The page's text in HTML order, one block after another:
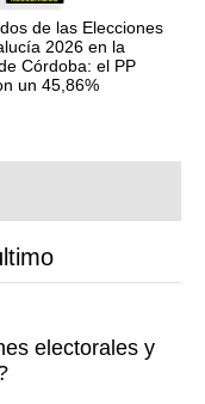
de las Elecciones
2026 en la
Córdoba: el PP
un 45,86%
electorales y